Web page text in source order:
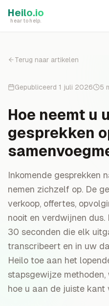
Heilo.io
hear to help.
Terug naar artikelen
Gepubliceerd 1 juli 2026 5
Hoe neemt u
gesprekken
Inkomende gesprekken
nemen zichzelf op. De
verkoop, offertes,
nooit en verdwijnen
30 seconden die elk
transcribeert en in uw
Heilo toe aan het
stapsgewijze
hoe u aan de juiste